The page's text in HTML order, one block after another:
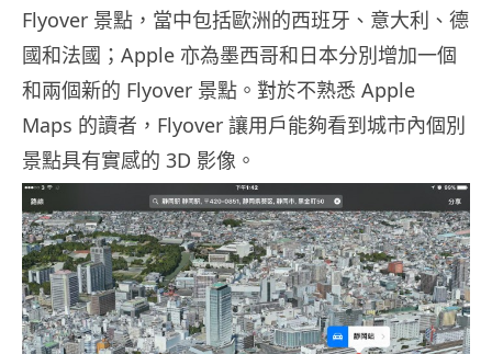
Flyover 景點，當中包括歐洲的西班牙、意大利、德
國和法國；Apple 亦為墨西哥和日本分別增加一個
和兩個新的 Flyover 景點。對於不熟悉 Apple
Maps 的讀者，Flyover 讓用戶能夠看到城市內個別
景點具有實感的 3D 影像。